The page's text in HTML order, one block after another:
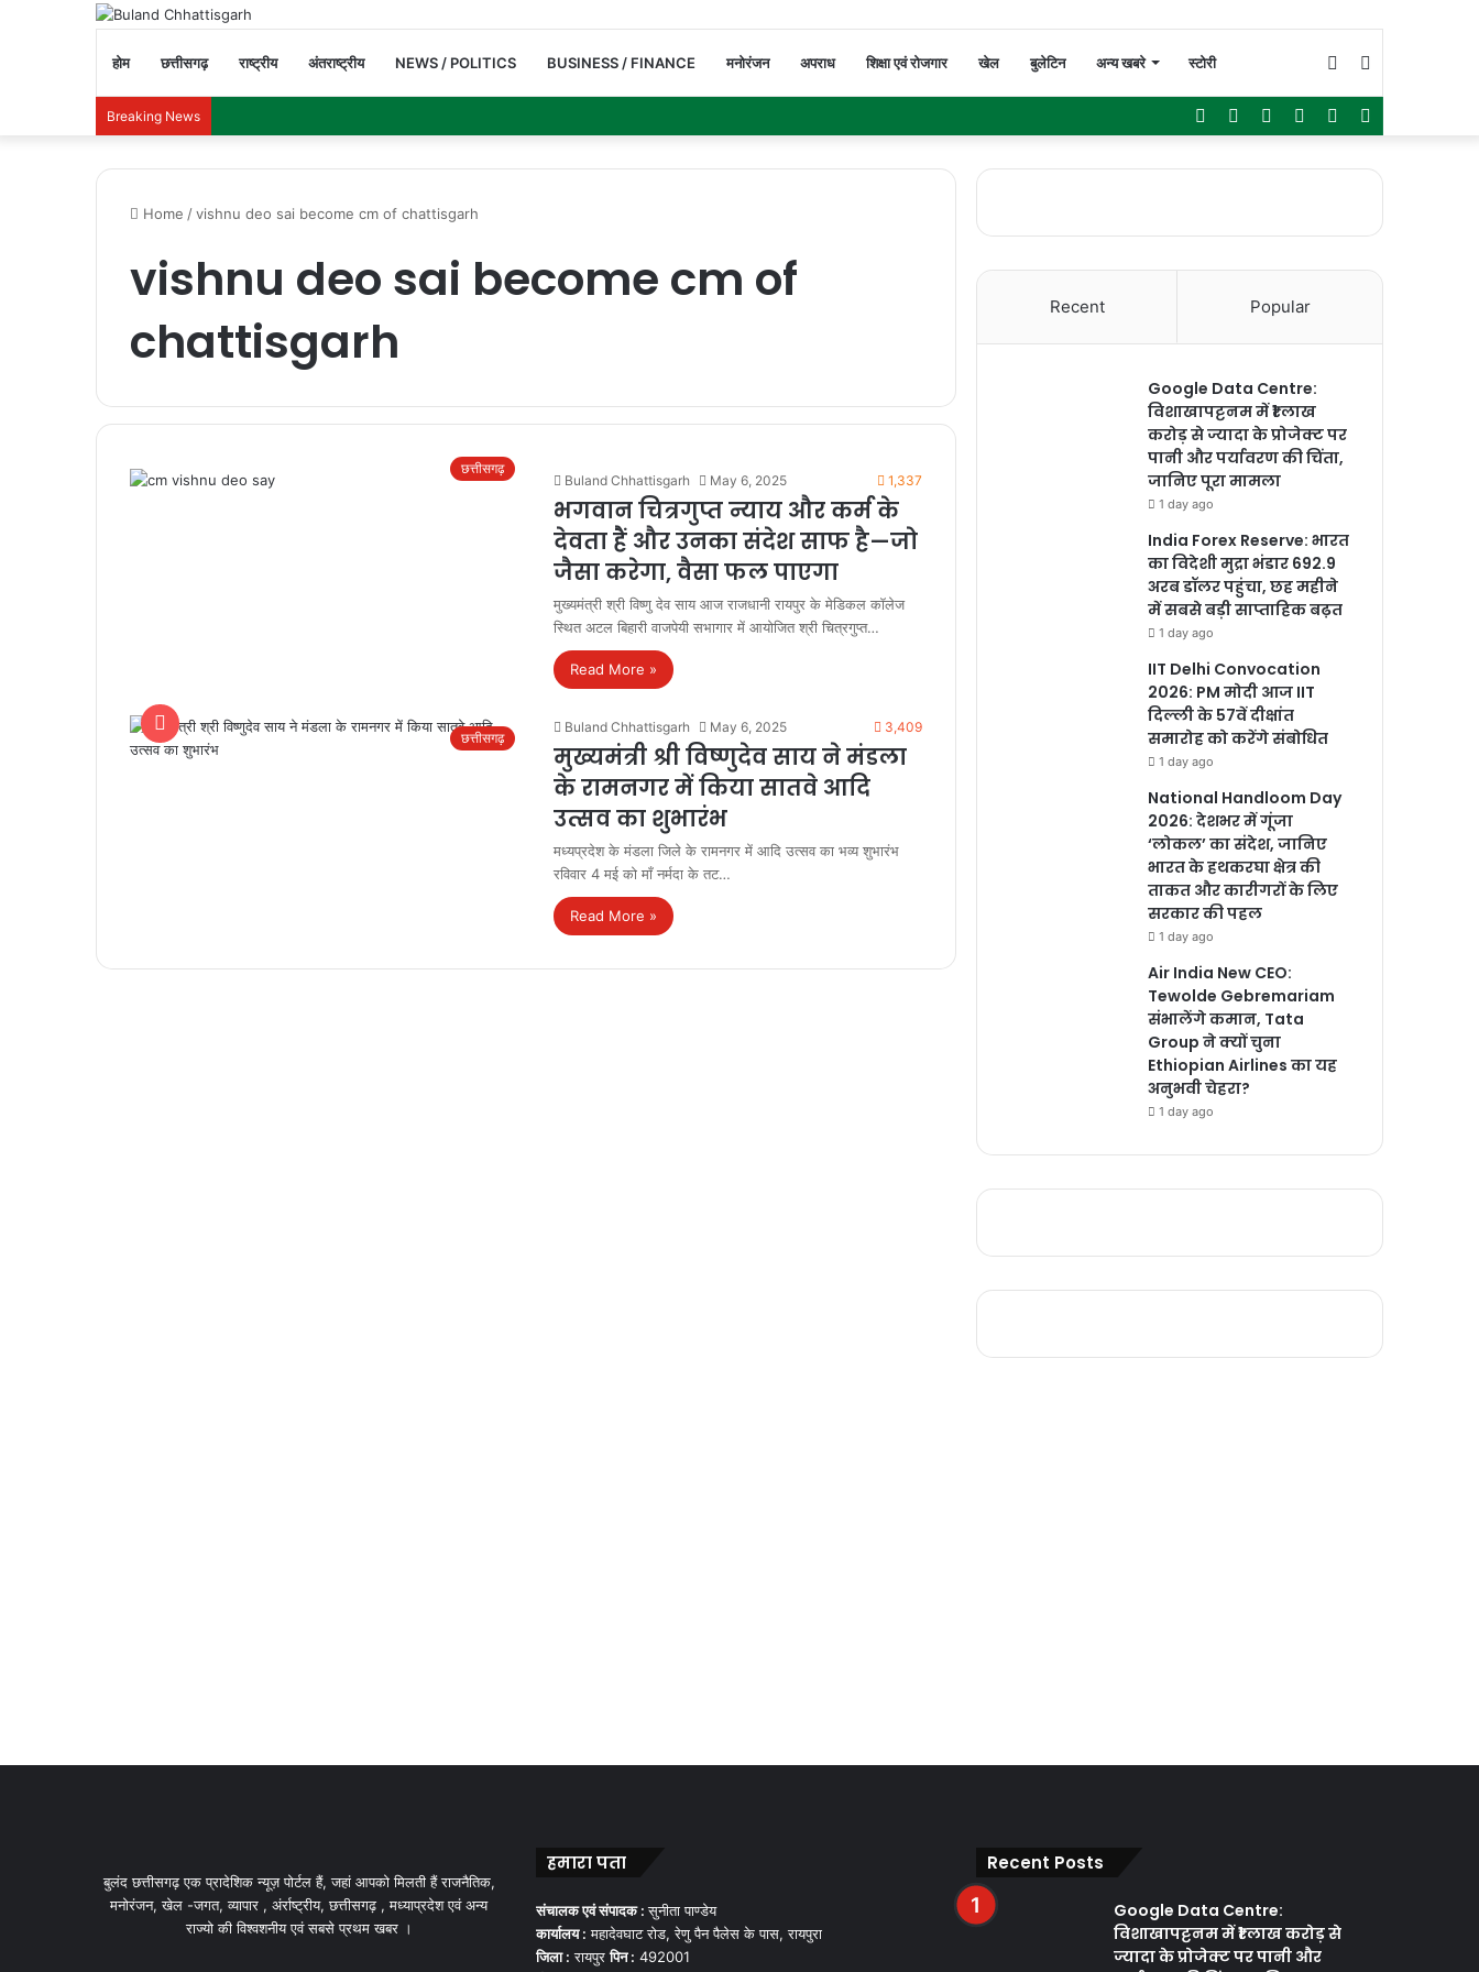
होम छत्तीसगढ़ राष्ट्रीय अंतराष्ट्रीय NEWS / POLITICS BUSINESS / FINANCE मनोरंजन अपराध शिक्षा एवं रोजगार खेल बुलेटिन अन्य खबरे स्टोरी Switch
skin
Breaking News WhatsApp
Instagram
YouTube
Twitter
Facebook
Home /vishnu deo sai become cm of chattisgarh
vishnu deo sai become cm of
chattisgarh
छत्तीसगढ़
Buland Chhattisgarh May 6, 2025 1,337
भगवान चित्रगुप्त न्याय और कर्म के
देवता हैं और उनका संदेश साफ है—जो
जैसा करेगा, वैसा फल पाएगा
मुख्यमंत्री श्री विष्णु देव साय आज राजधानी रायपुर के मेडिकल कॉलेज
स्थित अटल बिहारी वाजपेयी सभागार में आयोजित श्री चित्रगुप्त…
Read More »
छत्तीसगढ़
Buland Chhattisgarh May 6, 2025 3,409
मुख्यमंत्री श्री विष्णुदेव साय ने मंडला
के रामनगर में किया सातवे आदि
उत्सव का शुभारंभ
मध्यप्रदेश के मंडला जिले के रामनगर में आदि उत्सव का भव्य शुभारंभ
रविवार 4 मई को माँ नर्मदा के तट…
Read More »
Recent Popular
Google Data Centre:
विशाखापट्टनम में ₹1 लाख
करोड़ से ज्यादा के प्रोजेक्ट पर
पानी और पर्यावरण की चिंता,
जानिए पूरा मामला
1 day ago
India Forex Reserve: भारत
का विदेशी मुद्रा भंडार 692.9
अरब डॉलर पहुंचा, छह महीने
में सबसे बड़ी साप्ताहिक बढ़त
1 day ago
IIT Delhi Convocation
2026: PM मोदी आज IIT
दिल्ली के 57वें दीक्षांत
समारोह को करेंगे संबोधित
1 day ago
National Handloom Day
2026: देशभर में गूंजा
‘लोकल’ का संदेश, जानिए
भारत के हथकरघा क्षेत्र की
ताकत और कारीगरों के लिए
सरकार की पहल
1 day ago
Air India New CEO:
Tewolde Gebremariam
संभालेंगे कमान, Tata
Group ने क्यों चुना
Ethiopian Airlines का यह
अनुभवी चेहरा?
1 day ago
बुलंद छत्तीसगढ़ एक प्रादेशिक न्यूज़ पोर्टल हैं, जहां आपको मिलती हैं राजनैतिक,
मनोरंजन, खेल -जगत, व्यापार , अंर्राष्ट्रीय, छत्तीसगढ़ , मध्याप्रदेश एवं अन्य
राज्यो की विश्वशनीय एवं सबसे प्रथम खबर ।
हमारा पता
संचालक एवं संपादक :सुनीता पाण्डेय
कार्यालय : महादेवघाट रोड, रेणु पैन पैलेस के पास, रायपुरा
जिला : रायपुरपिन : 492001
Recent Posts
Google Data Centre:
विशाखापट्टनम में ₹1 लाख करोड़ से
ज्यादा के प्रोजेक्ट पर पानी और